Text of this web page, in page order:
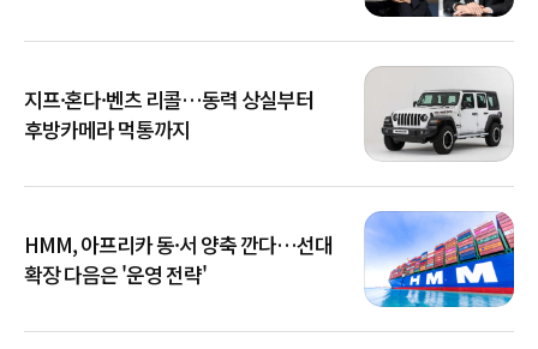
지프·혼다·벤츠 리콜…동력 상실부터
후방카메라 먹통까지
HMM, 아프리카 동·서 양축 깐다…선대
확장 다음은 '운영 전략'